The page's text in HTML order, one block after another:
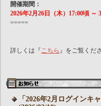
開催期間：
2026年2月26日（木）17:00頃 ～
=====
詳しくは『こちら 』をご覧くだ
「2026年2月ログインキ